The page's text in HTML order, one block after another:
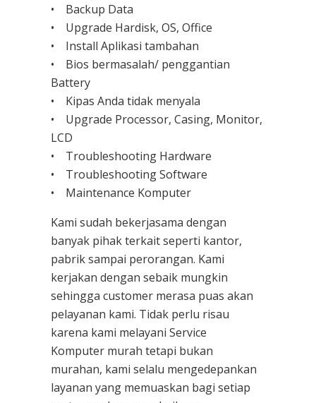
• Backup Data
• Upgrade Hardisk, OS, Office
• Install Aplikasi tambahan
• Bios bermasalah/ penggantian
Battery
• Kipas Anda tidak menyala
• Upgrade Processor, Casing, Monitor,
LCD
• Troubleshooting Hardware
• Troubleshooting Software
• Maintenance Komputer
Kami sudah bekerjasama dengan
banyak pihak terkait seperti kantor,
pabrik sampai perorangan. Kami
kerjakan dengan sebaik mungkin
sehingga customer merasa puas akan
pelayanan kami. Tidak perlu risau
karena kami melayani Service
Komputer murah tetapi bukan
murahan, kami selalu mengedepankan
layanan yang memuaskan bagi setiap